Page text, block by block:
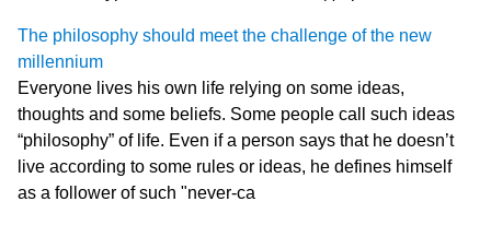
The philosophy should meet the challenge of the new
millennium
Everyone lives his own life relying on some ideas,
thoughts and some beliefs. Some people call such ideas
“philosophy” of life. Even if a person says that he doesn’t
live according to some rules or ideas, he defines himself
as a follower of such "never-ca